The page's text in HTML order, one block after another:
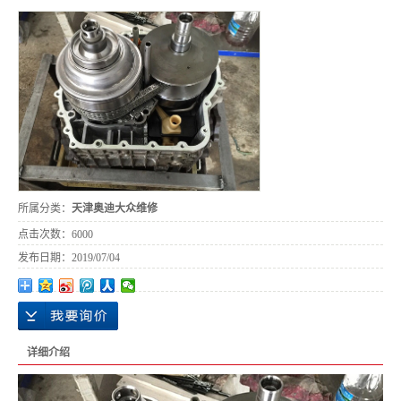
所属分类： 天津奥迪大众维修
点击次数： 6000
发布日期： 2019/07/04
详细介绍